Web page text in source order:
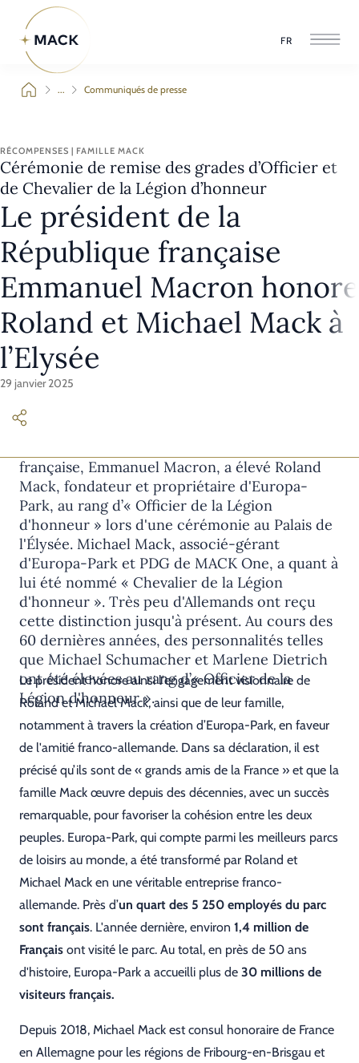
FR
... Communiqués de presse
RÉCOMPENSES | FAMILLE MACK
Cérémonie de remise des grades d’Officier et
de Chevalier de la Légion d’honneur
Le président de la
République française
Emmanuel Macron honore
Roland et Michael Mack à
l’Elysée
29 janvier 2025
française, Emmanuel Macron, a élevé Roland
Mack, fondateur et propriétaire d'Europa-
Park, au rang d’« Officier de la Légion
d'honneur » lors d'une cérémonie au Palais de
l'Élysée. Michael Mack, associé-gérant
d'Europa-Park et PDG de MACK One, a quant à
lui été nommé « Chevalier de la Légion
d'honneur ». Très peu d'Allemands ont reçu
cette distinction jusqu'à présent. Au cours des
60 dernières années, des personnalités telles
que Michael Schumacher et Marlene Dietrich
ont été élevées au rang d’« Officier de la
Légion d'honneur ».
Le président honore ainsi l'engagement visionnaire de
Roland et Michael Mack, ainsi que de leur famille,
notamment à travers la création d’Europa-Park, en faveur
de l'amitié franco-allemande. Dans sa déclaration, il est
précisé qu’ils sont de « grands amis de la France » et que la
famille Mack œuvre depuis des décennies, avec un succès
remarquable, pour favoriser la cohésion entre les deux
peuples. Europa-Park, qui compte parmi les meilleurs parcs
de loisirs au monde, a été transformé par Roland et
Michael Mack en une véritable entreprise franco-
allemande. Près d’un quart des 5 250 employés du parc
sont français. L'année dernière, environ 1,4 million de
Français ont visité le parc. Au total, en près de 50 ans
d'histoire, Europa-Park a accueilli plus de 30 millions de
visiteurs français.
Depuis 2018, Michael Mack est consul honoraire de France
en Allemagne pour les régions de Fribourg-en-Brisgau et